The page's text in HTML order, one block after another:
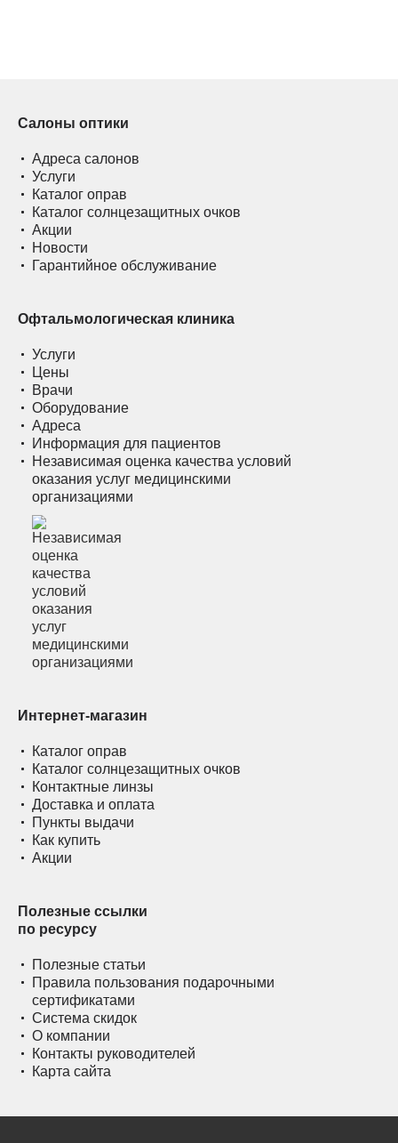
Салоны оптики
Адреса салонов
Услуги
Каталог оправ
Каталог солнцезащитных очков
Акции
Новости
Гарантийное обслуживание
Офтальмологическая клиника
Услуги
Цены
Врачи
Оборудование
Адреса
Информация для пациентов
Независимая оценка качества условий
оказания услуг медицинскими
организациями
Интернет-магазин
Каталог оправ
Каталог солнцезащитных очков
Контактные линзы
Доставка и оплата
Пункты выдачи
Как купить
Акции
Полезные ссылки
по ресурсу
Полезные статьи
Правила пользования подарочными
сертификатами
Система скидок
О компании
Контакты руководителей
Карта сайта